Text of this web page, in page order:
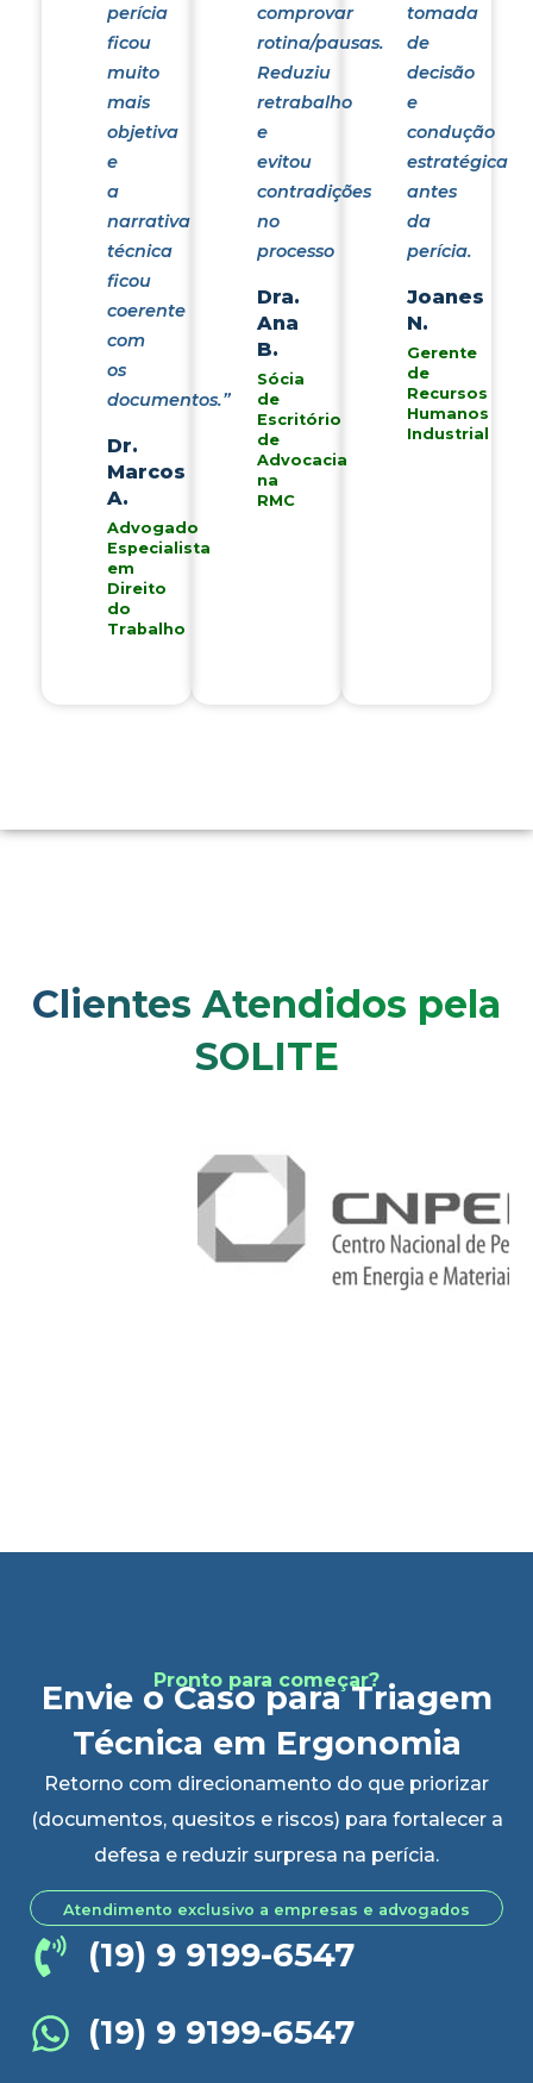
perícia
ficou
muito
mais
objetiva
e
a
narrativa
técnica
ficou
coerente
com
os
documentos.”
Dr.
Marcos
A.
Advogado
Especialista
em
Direito
do
Trabalho
comprovar
rotina/pausas.
Reduziu
retrabalho
e
evitou
contradições
no
processo
Dra.
Ana
B.
Sócia
de
Escritório
de
Advocacia
na
RMC
tomada
de
decisão
e
condução
estratégica
antes
da
perícia.
Joanes
N.
Gerente
de
Recursos
Humanos
Industrial
Clientes Atendidos pela
SOLITE
Pronto para começar?
Envie o Caso para Triagem
Técnica em Ergonomia
Retorno com direcionamento do que priorizar
(documentos, quesitos e riscos) para fortalecer a
defesa e reduzir surpresa na perícia.
Atendimento exclusivo a empresas e advogados
(19) 9 9199-6547
(19) 9 9199-6547